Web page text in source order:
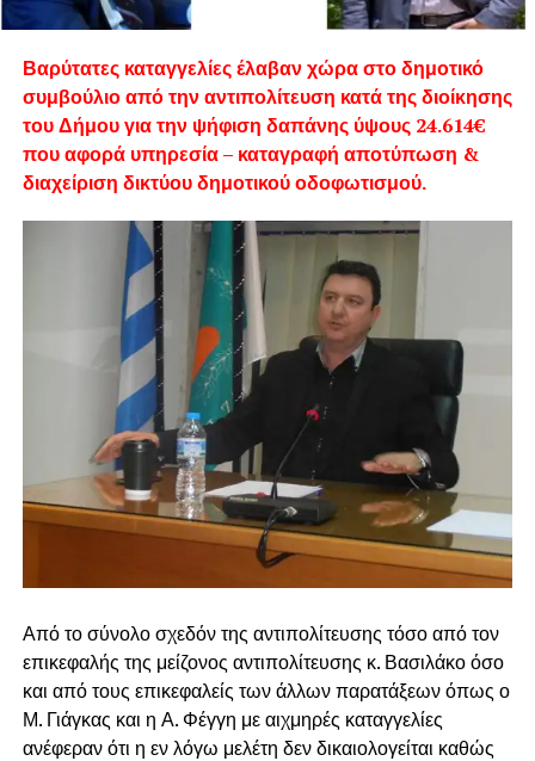
Βαρύτατες καταγγελίες έλαβαν χώρα στο δημοτικό
συμβούλιο από την αντιπολίτευση κατά της διοίκησης
του Δήμου για την ψήφιση δαπάνης ύψους 24.614€
που αφορά υπηρεσία – καταγραφή αποτύπωση &
διαχείριση δικτύου δημοτικού οδοφωτισμού.
Από το σύνολο σχεδόν της αντιπολίτευσης τόσο από τον
επικεφαλής της μείζονος αντιπολίτευσης κ. Βασιλάκο όσο
και από τους επικεφαλείς των άλλων παρατάξεων όπως ο
Μ. Γιάγκας και η Α. Φέγγη με αιχμηρές καταγγελίες
ανέφεραν ότι η εν λόγω μελέτη δεν δικαιολογείται καθώς